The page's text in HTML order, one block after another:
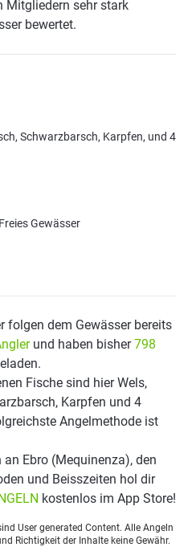
Mitgliedern sehr stark
bewertet.
Schwarzbarsch, Karpfen, und 4
Gewässer
folgen dem Gewässer bereits
und haben bisher798
Fische sind hier Wels,
Karpfen und 4
Angelmethode ist
Ebro (Mequinenza), den
und Beisszeiten hol dir
kostenlos im App Store!
User generated Content. Alle Angeln
Richtigkeit der Inhalte keine Gewähr.